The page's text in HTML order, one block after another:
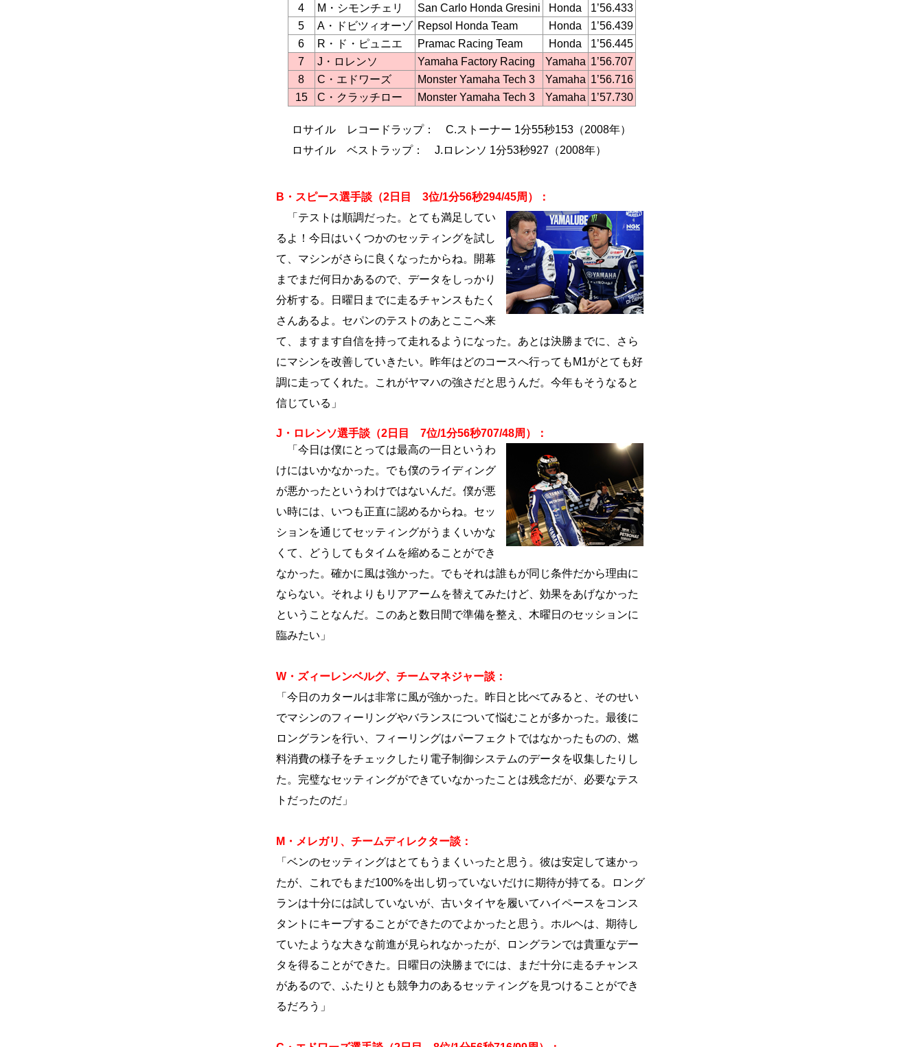
4
M・シモンチェリ San Carlo Honda Gresini Honda
1’56.433
5
A・ドビツィオーゾ Repsol Honda Team Honda
1’56.439
6
R・ド・ピュニエ Pramac Racing Team Honda
1’56.445
7
J・ロレンソ Yamaha Factory Racing Yamaha 1’56.707
8
C・エドワーズ Monster Yamaha Tech 3 Yamaha 1’56.716
15
C・クラッチロー Monster Yamaha Tech 3 Yamaha 1’57.730
ロサイル レコードラップ： C.ストーナー 1分55秒153（2008年）
ロサイル ベストラップ： J.ロレンソ 1分53秒927（2008年）
B・スピース選手談（2日目 3位/1分56秒294/45周）：
「テストは順調だった。とても満足してい
るよ！今日はいくつかのセッティングを試し
て、マシンがさらに良くなったからね。開幕
までまだ何日かあるので、データをしっかり
分析する。日曜日までに走るチャンスもたく
さんあるよ。セパンのテストのあとここへ来
て、ますます自信を持って走れるようになった。あとは決勝までに、さら
にマシンを改善していきたい。昨年はどのコースへ行ってもM1がとても好
調に走ってくれた。これがヤマハの強さだと思うんだ。今年もそうなると
信じている」
J・ロレンソ選手談（2日目 7位/1分56秒707/48周）：
「今日は僕にとっては最高の一日というわ
けにはいかなかった。でも僕のライディング
が悪かったというわけではないんだ。僕が悪
い時には、いつも正直に認めるからね。セッ
ションを通じてセッティングがうまくいかな
くて、どうしてもタイムを縮めることができ
なかった。確かに風は強かった。でもそれは誰もが同じ条件だから理由に
ならない。それよりもリアアームを替えてみたけど、効果をあげなかった
ということなんだ。このあと数日間で準備を整え、木曜日のセッションに
臨みたい」
W・ズィーレンベルグ、チームマネジャー談：
「今日のカタールは非常に風が強かった。昨日と比べてみると、そのせい
でマシンのフィーリングやバランスについて悩むことが多かった。最後に
ロングランを行い、フィーリングはパーフェクトではなかったものの、燃
料消費の様子をチェックしたり電子制御システムのデータを収集したりし
た。完璧なセッティングができていなかったことは残念だが、必要なテス
トだったのだ」
M・メレガリ、チームディレクター談：
「ベンのセッティングはとてもうまくいったと思う。彼は安定して速かっ
たが、これでもまだ100%を出し切っていないだけに期待が持てる。ロング
ランは十分には試していないが、古いタイヤを履いてハイペースをコンス
タントにキープすることができたのでよかったと思う。ホルヘは、期待し
ていたような大きな前進が見られなかったが、ロングランでは貴重なデー
タを得ることができた。日曜日の決勝までには、まだ十分に走るチャンス
があるので、ふたりとも競争力のあるセッティングを見つけることができ
るだろう」